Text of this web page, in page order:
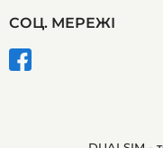
СОЦ. МЕРЕЖІ